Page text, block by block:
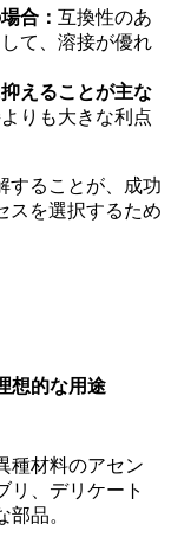
合： 互換性のあ
て、溶接が優れ
えることが主な
りも大きな利点
することが、成功
スを選択するため
想的な用途
種材料のアセン
リ、デリケート
部品。